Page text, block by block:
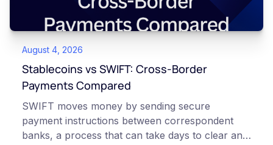
regulated. This article is for educational and
informational purposes only. It does not
constitute financial, legal, or professional advice.
Always do your own research and consult
qualified professionals before making decisions
related to cryptocurrency or event contracts.
Risk warning: Event contracts, also called
prediction market contracts, are high-risk
derivative products. A contract can expire at
zero, which means you can lose the entire
August 4, 2026
Stablecoins vs SWIFT: Cross-Border
Payments Compared
SWIFT moves money by sending secure
payment instructions between correspondent
banks, a process that can take days to clear and